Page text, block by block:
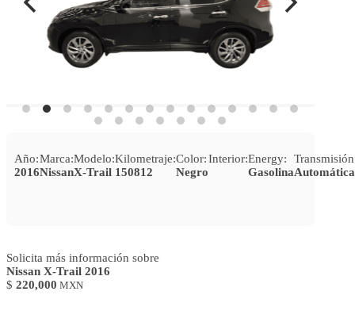
Año:
2016
Marca:
Nissan
Modelo:
X-Trail
Kilometraje:
150812
Color:
Negro
Interior:Energy:
GasolinaAutomática
Solicita más información sobre
Nissan X-Trail 2016
$ 220,000 MXN